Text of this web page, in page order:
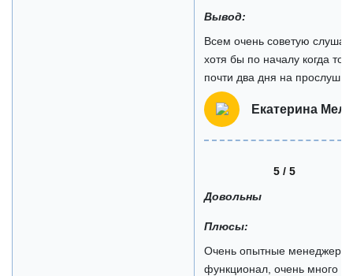
Вывод:
Всем очень советую
хотя бы по началу когда
почти два дня на
Екатерина
5 / 5
Довольны
Плюсы:
Очень опытные
функционал, очень много